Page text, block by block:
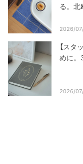
る。北
2026/
【スタ
めに。
2026/